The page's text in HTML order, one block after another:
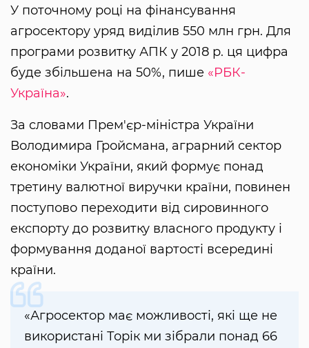
У поточному році на фінансування
агросектору уряд виділив 550 млн грн. Для
програми розвитку АПК у 2018 р. ця цифра
буде збільшена на 50%, пише «РБК-
Україна».
За словами Прем'єр-міністра України
Володимира Гройсмана, аграрний сектор
економіки України, який формує понад
третину валютної виручки країни, повинен
поступово переходити від сировинного
експорту до розвитку власного продукту і
формування доданої вартості всередині
країни.
«Агросектор має можливості, які ще не
використані Торік ми зібрали понад 66